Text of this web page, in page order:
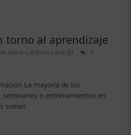
torno al aprendizaje
Maria Cardona Labarga
4
La mayoría de los
seminarios o entrenamientos en
suelen